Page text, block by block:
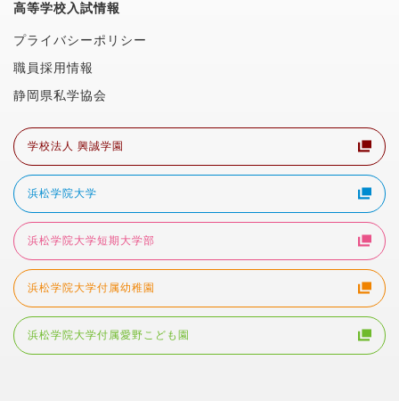
高等学校入試情報
プライバシーポリシー
職員採用情報
静岡県私学協会
学校法人 興誠学園
浜松学院大学
浜松学院大学短期大学部
浜松学院大学付属幼稚園
浜松学院大学付属愛野こども園